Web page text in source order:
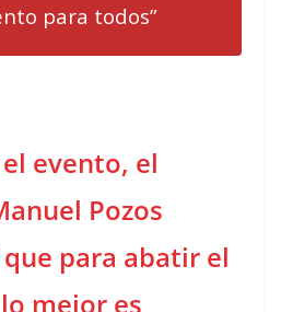
para todos”
evento, el
Pozos
para abatir el
mejor es